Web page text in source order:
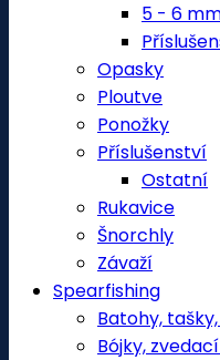
5 - 6
Opasky
Ploutve
Ponožky
Příslušenství
Ostatní
Rukavice
Šnorchly
Závaží
Spearfishing
Batohy,
Bójky,